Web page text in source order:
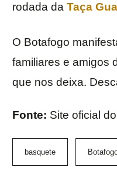
rodada da Taça
O Botafogo
familiares e amigos
que nos deixa.
Fonte: Site oficial
basquete